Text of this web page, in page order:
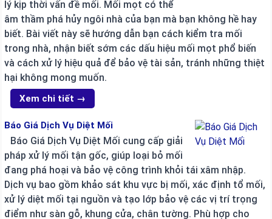
lý kịp thời vấn đề mối. Mối mọt có thể
âm thầm phá hủy ngôi nhà của bạn mà bạn không hề hay
biết. Bài viết này sẽ hướng dẫn bạn cách kiểm tra mối
trong nhà, nhận biết sớm các dấu hiệu mối mọt phổ biến
và cách xử lý hiệu quả để bảo vệ tài sản, tránh những thiệt
hại không mong muốn.
Xem chi tiết →
Báo Giá Dịch Vụ Diệt Mối
Báo Giá Dịch Vụ Diệt Mối cung cấp giải
pháp xử lý mối tận gốc, giúp loại bỏ mối
đang phá hoại và bảo vệ công trình khỏi tái xâm nhập.
Dịch vụ bao gồm khảo sát khu vực bị mối, xác định tổ mối,
xử lý diệt mối tại nguồn và tạo lớp bảo vệ các vị trí trọng
điểm như sàn gỗ, khung cửa, chân tường. Phù hợp cho